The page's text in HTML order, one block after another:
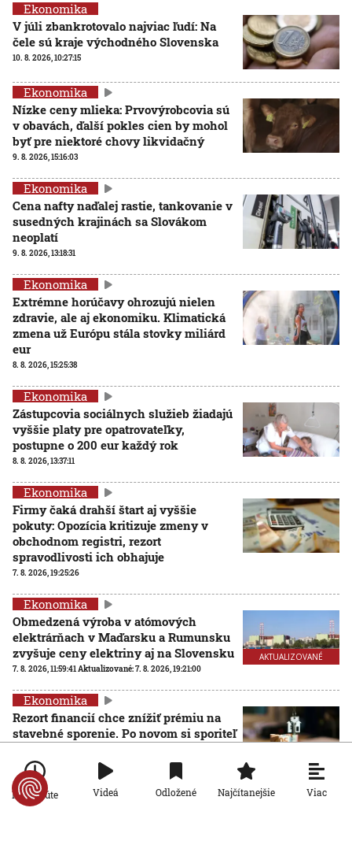
Ekonomika
V júli zbankrotovalo najviac ľudí: Na
čele sú kraje východného Slovenska
10. 8. 2026, 10:27:15
Ekonomika
Nízke ceny mlieka: Prvovýrobcovia sú
v obavách, ďalší pokles cien by mohol
byť pre niektoré chovy likvidačný
9. 8. 2026, 15:16:03
Ekonomika
Cena nafty naďalej rastie, tankovanie v
susedných krajinách sa Slovákom
neoplatí
9. 8. 2026, 13:18:31
Ekonomika
Extrémne horúčavy ohrozujú nielen
zdravie, ale aj ekonomiku. Klimatická
zmena už Európu stála stovky miliárd
eur
8. 8. 2026, 15:25:38
Ekonomika
Zástupcovia sociálnych služieb žiadajú
vyššie platy pre opatrovateľky,
postupne o 200 eur každý rok
8. 8. 2026, 13:37:11
Ekonomika
Firmy čaká drahší štart aj vyššie
pokuty: Opozícia kritizuje zmeny v
obchodnom registri, rezort
spravodlivosti ich obhajuje
7. 8. 2026, 19:25:26
AKTUALIZOVANÉ
Ekonomika
Obmedzená výroba v atómových
elektrárňach v Maďarsku a Rumunsku
zvyšuje ceny elektriny aj na Slovensku
7. 8. 2026, 11:59:41Aktualizované:7. 8. 2026, 19:21:00
Ekonomika
Rezort financií chce znížiť prémiu na
stavebné sporenie. Po novom si sporiteľ
7. 8. 2026, 10:34:48
Ekonomika
Po minúte Videá Odložené Najčítanejšie Viac